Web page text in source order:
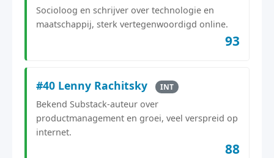
Socioloog en schrijver over technologie en
maatschappij, sterk vertegenwoordigd online.
93
#40 Lenny Rachitsky INT
Bekend Substack-auteur over
productmanagement en groei, veel verspreid op
internet.
88